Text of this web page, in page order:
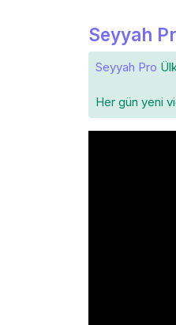
Seyyah
Seyyah Pro
Her gün yeni